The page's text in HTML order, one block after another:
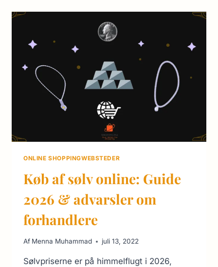
ONLINE SHOPPINGWEBSTEDER
Køb af sølv online: Guide
2026 & advarsler om
forhandlere
Af Menna Muhammad juli 13, 2022
Sølvpriserne er på himmelflugt i 2026,